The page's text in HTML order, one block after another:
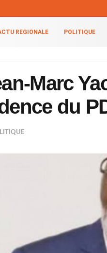
REGIONALE POLITIQUE
Marc
du